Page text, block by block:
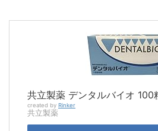
共立製薬 デンタルバイオ 100
created by Rinker
共立製薬